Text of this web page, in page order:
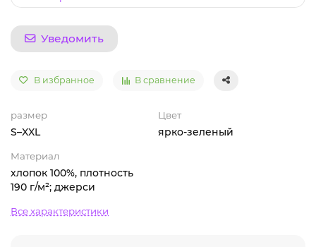
Уведомить
В избранное В сравнение
размер
S–XXL
Цвет
ярко-зеленый
Материал
хлопок 100%, плотность
190 г/м²; джерси
Все характеристики